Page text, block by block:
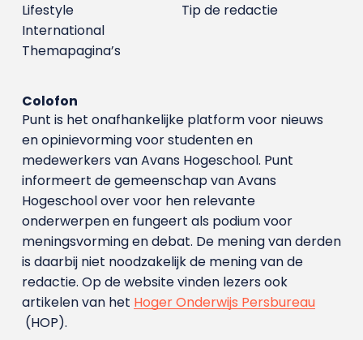
Tip de redactie
Lifestyle
International
Themapagina’s
Colofon
Punt is het onafhankelijke platform voor nieuws
en opinievorming voor studenten en
medewerkers van Avans Hoge­school. Punt
informeert de gemeenschap van Avans
Hogeschool over voor hen relevante
onderwerpen en fungeert als podium voor
meningsvorming en debat. De mening van derden
is daarbij niet noodzakelijk de mening van de
redactie. Op de website vinden lezers ook
artikelen van het Hoger Onderwijs Persbureau
(HOP).